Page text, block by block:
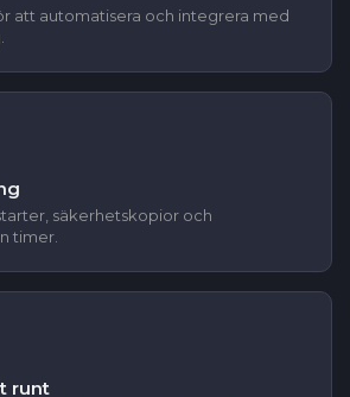
att automatisera och integrera med
säkerhetskopior och
timer.
runt